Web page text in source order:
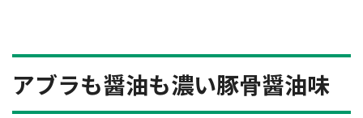
アブラも醤油も濃い豚骨醤油味